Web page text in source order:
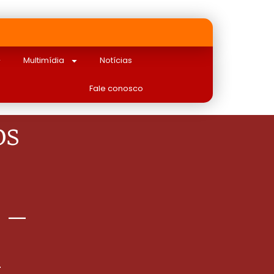
Multimídia Notícias
Fale conosco
–